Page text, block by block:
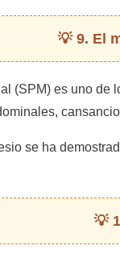
9. El
(SPM) es uno de
se ha